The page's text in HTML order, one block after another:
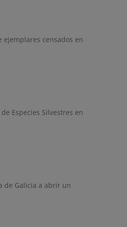
censados en
Especies Silvestres en
de Galicia a abrir un